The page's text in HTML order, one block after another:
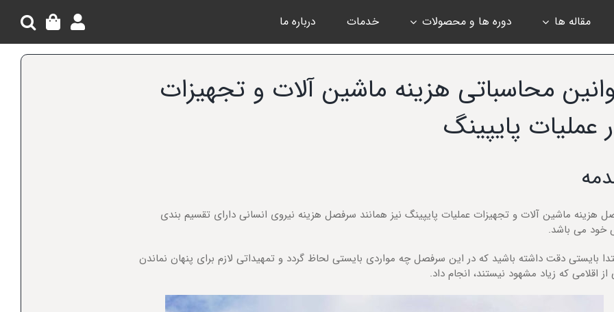
مقاله ها دوره ها و محصولات خدمات درباره ما
محاسباتی هزینه ماشین آلات و تجهیزات
عملیات پایپینگ
هزینه ماشین آلات و تجهیزات عملیات پایپینگ نیز همانند سرفصل هزینه نیروی انسانی دارای تقسیم بندی
می باشد.
بایستی دقت داشته باشید که در این سرفصل چه مواردی بایستی لحاظ گردد و تمهیداتی لازم برای پنهان نماندن
اقلامی که زیاد مشهود نیستند، انجام داد.